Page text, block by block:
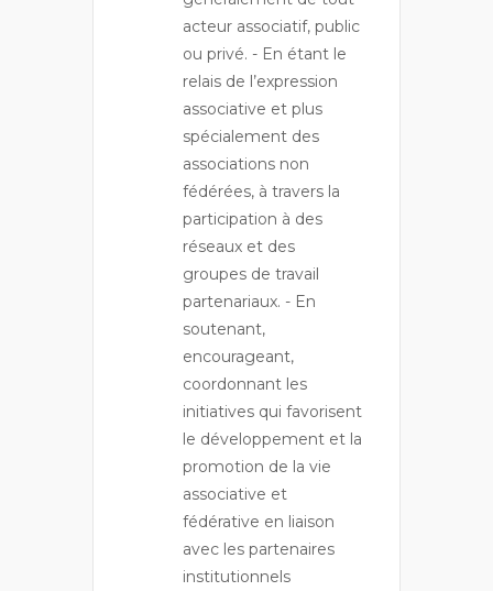
acteur associatif, public
ou privé. - En étant le
relais de l’expression
associative et plus
spécialement des
associations non
fédérées, à travers la
participation à des
réseaux et des
groupes de travail
partenariaux. - En
soutenant,
encourageant,
coordonnant les
initiatives qui favorisent
le développement et la
promotion de la vie
associative et
fédérative en liaison
avec les partenaires
institutionnels